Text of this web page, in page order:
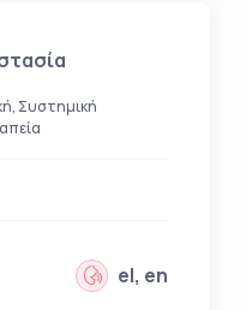
Συστημική
el, en